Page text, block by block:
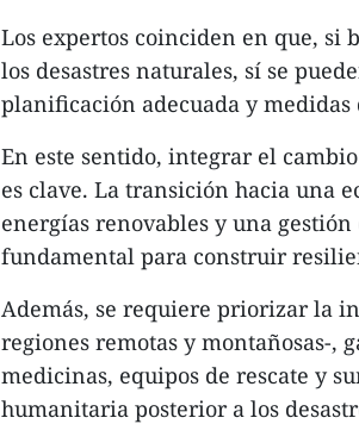
Los expertos coinciden en que,
los desastres naturales, sí se
planificación adecuada y medidas
En este sentido, integrar el
es clave. La transición hacia una
energías renovables y una
fundamental para construir
Además, se requiere priorizar la
regiones remotas y montañosas-,
medicinas, equipos de rescate y
humanitaria posterior a los